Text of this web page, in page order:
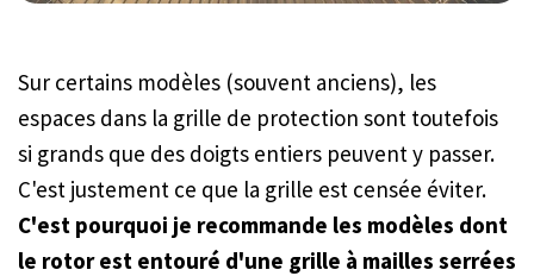
Sur certains modèles (souvent anciens), les
espaces dans la grille de protection sont toutefois
si grands que des doigts entiers peuvent y passer.
C'est justement ce que la grille est censée éviter.
C'est pourquoi je recommande les modèles dont
le rotor est entouré d'une grille à mailles serrées